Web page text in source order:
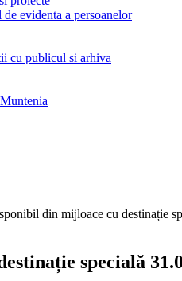
evidenta a persoanelor
cu publicul si arhiva
din mijloace cu destinație
specială